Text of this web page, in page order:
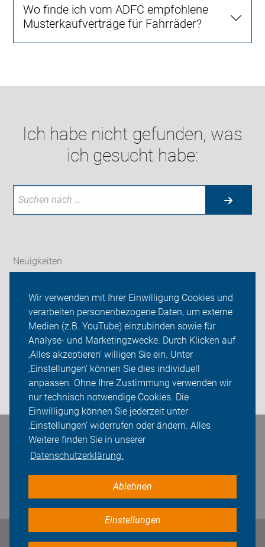
Wir verwenden mit Ihrer Einwilligung Cookies und
verarbeiten personenbezogene Daten, um externe
Medien (z.B. YouTube) einzubinden sowie für
Analyse- und Marketingzwecke. Durch Klicken auf
‚Alles akzeptieren‘ willigen Sie ein. Unter
‚Einstellungen‘ können Sie dies individuell
anpassen. Ohne Ihre Zustimmung verwenden wir
nur technisch notwendige Cookies. Die
Einwilligung können Sie jederzeit unter
‚Einstellungen‘ widerrufen oder ändern. Alles
Weitere finden Sie in unserer
Datenschutzerklärung.
Ablehnen
Einstellungen
Wo finde ich vom ADFC empfohlene
Musterkaufverträge für Fahrräder?
Ich habe nicht gefunden, was
ich gesucht habe:
Neuigkeiten
Wir für Euch
Sei dabei
Presse
Login
Bleiben Sie in Kontakt